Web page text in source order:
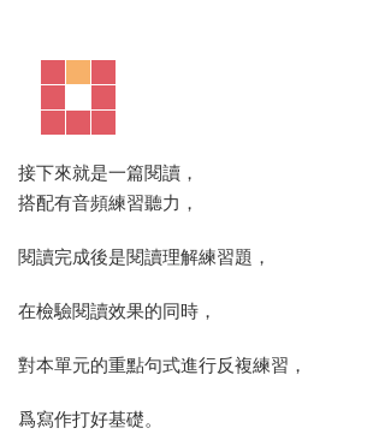
接下來就是一篇閱讀，
搭配有音頻練習聽力，
閱讀完成後是閱讀理解練習題，
在檢驗閱讀效果的同時，
對本單元的重點句式進行反複練習，
爲寫作打好基礎。